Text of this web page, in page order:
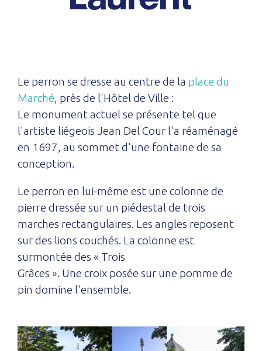
Le perron se dresse au centre de la place du
Marché, près de l'Hôtel de Ville :
Le monument actuel se présente tel que
l'artiste liégeois Jean Del Cour l'a réaménagé
en 1697, au sommet d'une fontaine de sa
conception.
Le perron en lui-même est une colonne de
pierre dressée sur un piédestal de trois
marches rectangulaires. Les angles reposent
sur des lions couchés. La colonne est
surmontée des « Trois
Grâces ». Une croix posée sur une pomme de
pin domine l'ensemble.